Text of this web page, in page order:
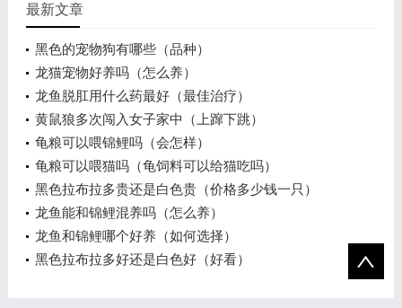
最新文章
黑色的宠物狗有哪些（品种）
龙猫宠物好养吗（怎么养）
龙鱼脱肛用什么药最好（最佳治疗）
黄鼠狼多次闯入女子家中（上蹿下跳）
龟粮可以喂锦鲤吗（会怎样）
龟粮可以喂猫吗（龟饲料可以给猫吃吗）
黑色拉布拉多贵还是白色贵（价格多少钱一只）
龙鱼能和锦鲤混养吗（怎么养）
龙鱼和锦鲤哪个好养（如何选择）
黑色拉布拉多好还是白色好（好看）